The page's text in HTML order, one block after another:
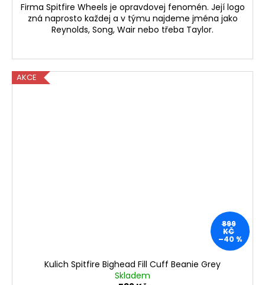
Firma Spitfire Wheels je opravdovej fenomén. Její logo
zná naprosto každej a v týmu najdeme jména jako
Reynolds, Song, Wair nebo třeba Taylor.
AKCE
899
KČ
–40 %
Kulich Spitfire Bighead Fill Cuff Beanie Grey
Skladem